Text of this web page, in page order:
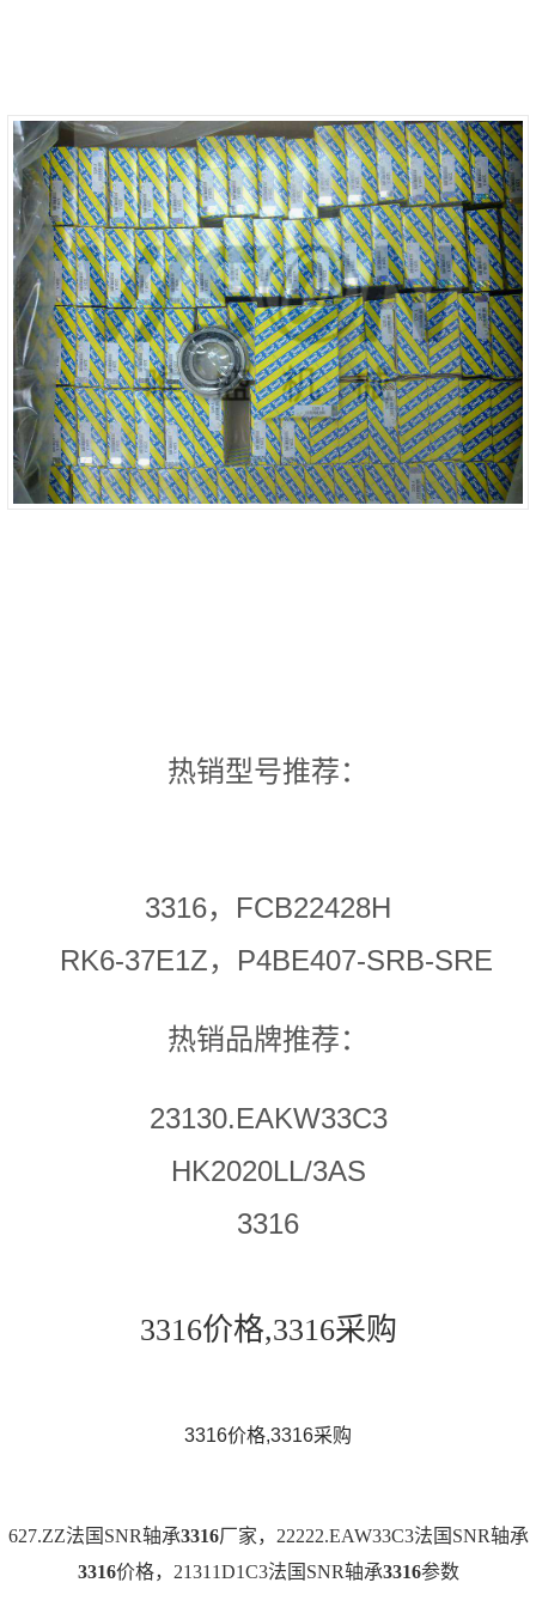
热销型号推荐：
3316，FCB22428H
RK6-37E1Z，P4BE407-SRB-SRE
热销品牌推荐：
23130.EAKW33C3
HK2020LL/3AS
3316
3316价格,3316采购
3316价格,3316采购
627.ZZ法国SNR轴承3316厂家，22222.EAW33C3法国SNR轴承
3316价格，21311D1C3法国SNR轴承3316参数